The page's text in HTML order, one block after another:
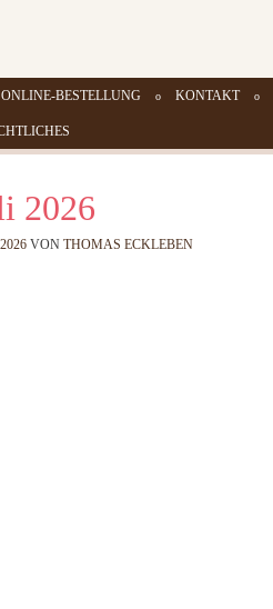
Erwachsene werden
ONLINE-BESTELLUNG KONTAKT
2026
VON THOMAS ECKLEBEN